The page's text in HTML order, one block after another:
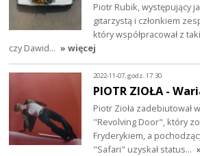
Piotr Rubik, występujący
gitarzystą i członkiem
który współpracował z
czy Dawid… » więcej
2022-11-07, godz. 17:30
PIOTR ZIOŁA -
Piotr Zioła zadebiutował
"Revolving Door", który
Fryderykiem, a
"Safari" uzyskał status…